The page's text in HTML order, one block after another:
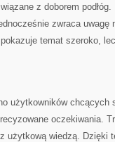
z doborem
zwraca
temat szeroko,
użytkowników chcących
oczekiwania.
użytkową wiedzą. Dzięki